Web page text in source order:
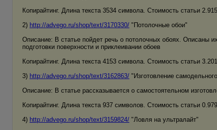
Копирайтинг. Длина текста 3534 символа. Стоимость статьи
2) http://advego.ru/shop/text/3170330/ "Потолочные обои"
Описание: В статье пойдет речь о потолочных обоях. Описаны
подготовки поверхности и приклеивании обоев
Копирайтинг. Длина текста 4153 символа. Стоимость статьи
3) http://advego.ru/shop/text/3162863/ "Изготовление
Описание: В статье рассказывается о самостоятельном
Копирайтинг. Длина текста 937 символов. Стоимость статьи
4) http://advego.ru/shop/text/3159824/ "Ловля на ультралайт"